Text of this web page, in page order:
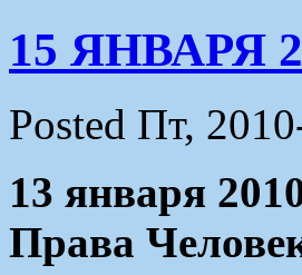
15 ЯНВАРЯ
Posted Пт,
13 января
Права